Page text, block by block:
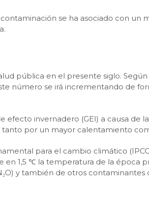
se ha asociado con un
pública en el presente siglo.
número se irá incrementando de
efecto invernadero (GEI) a causa de
tanto por un mayor calentamiento
para el cambio climático
1,5 ℃ la temperatura de la época
y también de otros